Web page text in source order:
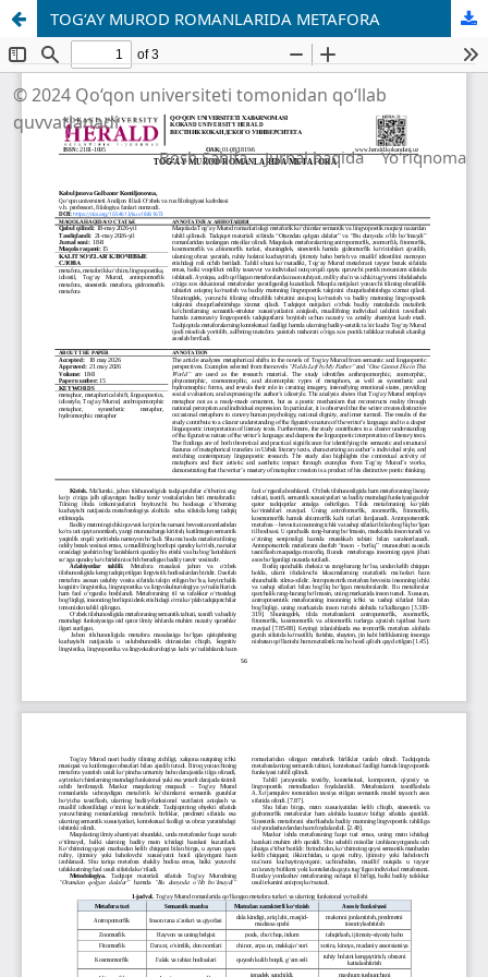
TOG‘AY MUROD ROMANLARIDA METAFORA
© 2024 Qo‘qon universiteti tomonidan qo‘llab
quvvatlanadi
Bosh Sahifa Jurnal haqida Yo'riqnoma